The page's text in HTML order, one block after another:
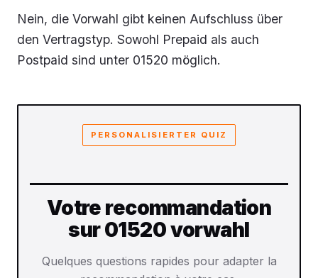
Nein, die Vorwahl gibt keinen Aufschluss über
den Vertragstyp. Sowohl Prepaid als auch
Postpaid sind unter 01520 möglich.
PERSONALISIERTER QUIZ
Votre recommandation
sur 01520 vorwahl
Quelques questions rapides pour adapter la